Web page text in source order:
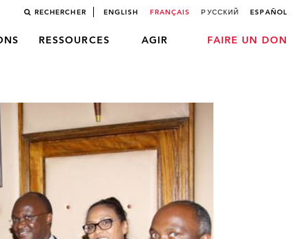
RECHERCHER ENGLISH FRANÇAIS РУССКИЙ ESPAÑOL
RESSOURCES AGIR FAIRE UN DON